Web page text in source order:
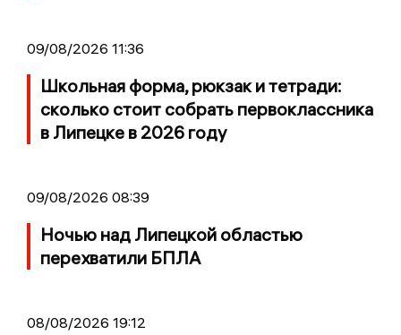
09/08/2026 11:36
Школьная форма, рюкзак и тетради:
сколько стоит собрать первоклассника
в Липецке в 2026 году
09/08/2026 08:39
Ночью над Липецкой областью
перехватили БПЛА
08/08/2026 19:12